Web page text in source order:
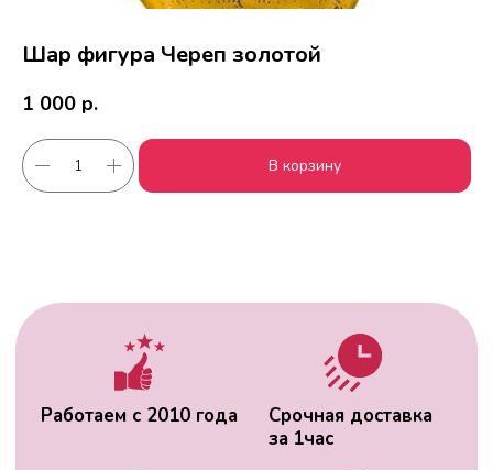
Шар фигура Череп золотой
1 000 р.
В корзину
Работаем с 2010 года
Срочная доставка
Гарантия качества